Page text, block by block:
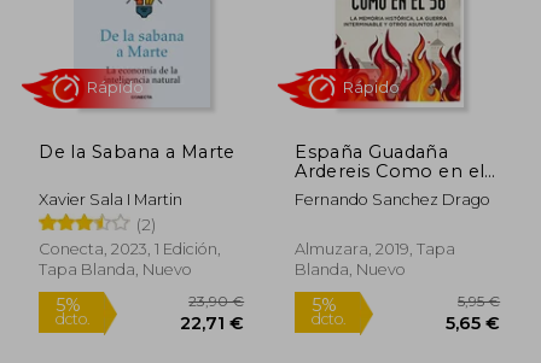
De la Sabana a Marte
Xavier Sala I Martin
(2)
Conecta, 2023, 1 Edición,
Tapa Blanda, Nuevo
Rápido
España Guadaña
Ardereis Como en el
36
Fernando Sanchez Drago
Almuzara, 2019, Tapa
Blanda, NuevoRápido